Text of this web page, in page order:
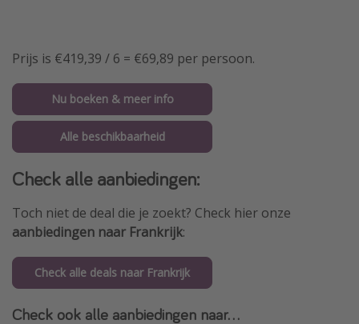
Prijs is €419,39 / 6 = €69,89 per persoon.
Nu boeken & meer info
Alle beschikbaarheid
Check alle aanbiedingen:
Toch niet de deal die je zoekt? Check hier onze
aanbiedingen naar Frankrijk:
Check alle deals naar Frankrijk
Check ook alle aanbiedingen naar...